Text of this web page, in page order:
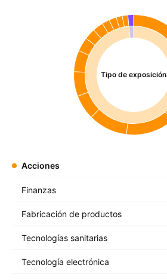
Tipo de exposición
Acciones
Finanzas
Fabricación de productos
Tecnologías sanitarias
Tecnología electrónica